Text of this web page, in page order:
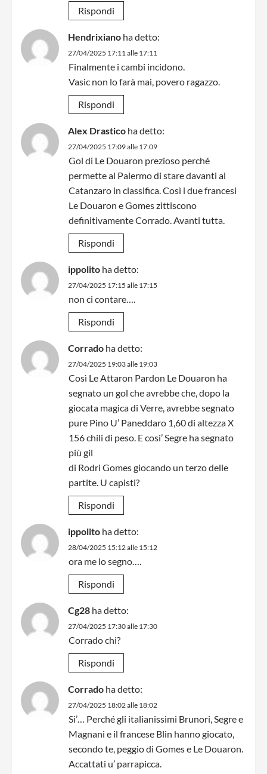
Rispondi
Hendrixiano ha detto:
27/04/2025 17:11 alle 17:11
Finalmente i cambi incidono.
Vasic non lo farà mai, povero ragazzo.
Rispondi
Alex Drastico ha detto:
27/04/2025 17:09 alle 17:09
Gol di Le Douaron prezioso perché
permette al Palermo di stare davanti al
Catanzaro in classifica. Così i due francesi
Le Douaron e Gomes zittiscono
definitivamente Corrado. Avanti tutta.
Rispondi
ippolito ha detto:
27/04/2025 17:15 alle 17:15
non ci contare….
Rispondi
Corrado ha detto:
27/04/2025 19:03 alle 19:03
Così Le Attaron Pardon Le Douaron ha
segnato un gol che avrebbe che, dopo la
giocata magica di Verre, avrebbe segnato
pure Pino U’ Paneddaro 1,60 di altezza X
156 chili di peso. E cosi’ Segre ha segnato
più gil
di Rodri Gomes giocando un terzo delle
partite. U capisti?
Rispondi
ippolito ha detto:
28/04/2025 15:12 alle 15:12
ora me lo segno….
Rispondi
Cg28 ha detto:
27/04/2025 17:30 alle 17:30
Corrado chi?
Rispondi
Corrado ha detto:
27/04/2025 18:02 alle 18:02
Si’… Perché gli italianissimi Brunori, Segre e
Magnani e il francese Blin hanno giocato,
secondo te, peggio di Gomes e Le Douaron.
Accattati u’ parrapicca.